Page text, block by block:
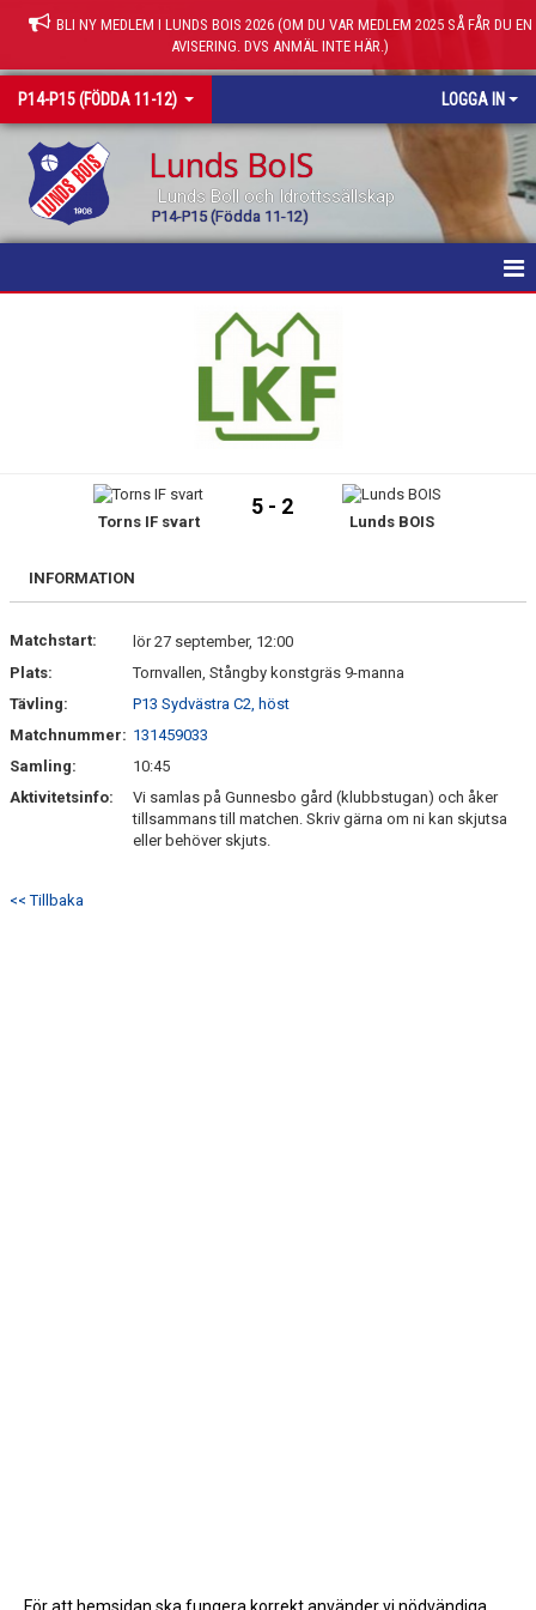
BLI NY MEDLEM I LUNDS BOIS 2026 (OM DU VAR MEDLEM 2025 SÅ FÅR DU EN
AVISERING. DVS ANMÄL INTE HÄR.)
P14-P15 (FÖDDA 11-12) LOGGA IN
Lunds BoIS
Lunds Boll och Idrottssällskap
P14-P15 (Födda 11-12)
BILDGALLERI
Torns IF svart
5 - 2
Lunds BOIS
INFORMATION
Matchstart:
lör 27 september, 12:00
Plats:
Tornvallen, Stångby konstgräs 9-manna
Tävling:
P13 Sydvästra C2, höst
Matchnummer: 131459033
Samling:
10:45
Aktivitetsinfo:
Vi samlas på Gunnesbo gård (klubbstugan) och åker
tillsammans till matchen. Skriv gärna om ni kan skjutsa
eller behöver skjuts.
<< Tillbaka